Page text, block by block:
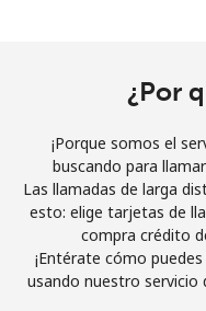
Inicia
¿Por
¡Porque somos el
buscando para
Las llamadas de larga
esto: elige tarjetas de
compra crédito
¡Entérate cómo
usando nuestro servicio